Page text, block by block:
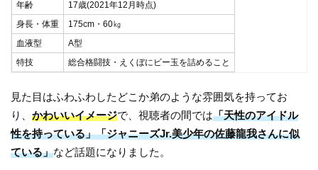
年齢
17歳(2021年12月時点)
身長・体重
175cm・60㎏
血液型
A型
特技
総合格闘技・えくぼにビー玉を詰めること
見た目はふわふわしたどこか弟のような雰囲気を持ってお
り、かわいいイメージで、視聴者の間では「天性のアイドル
性を持っている」「ジャニーズJr.美少年の佐藤龍我さんに似
ている」など話題になりました。